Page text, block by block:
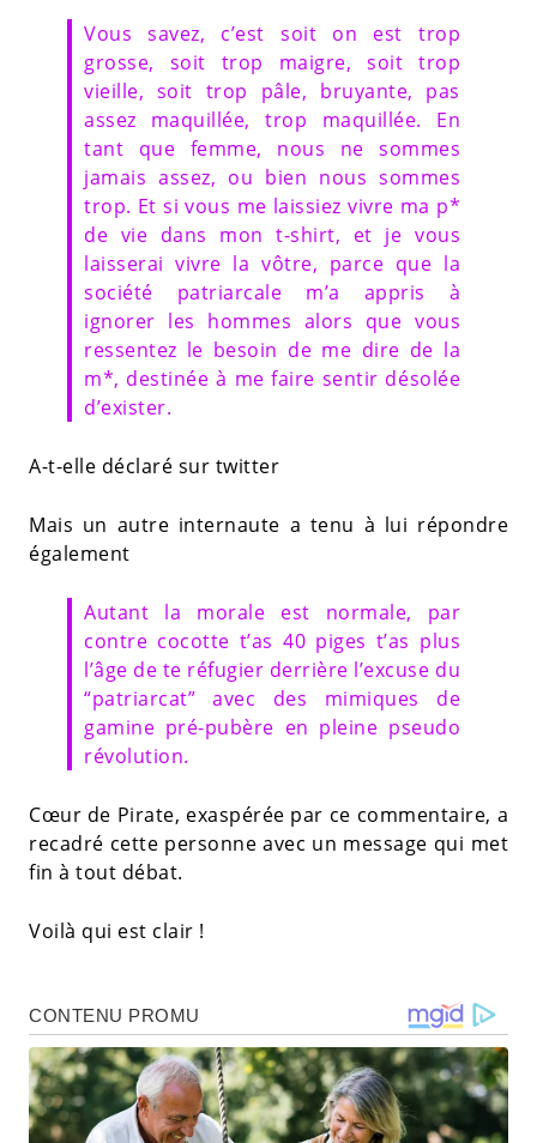
Vous savez, c’est soit on est trop
grosse, soit trop maigre, soit trop
vieille, soit trop pâle, bruyante, pas
assez maquillée, trop maquillée. En
tant que femme, nous ne sommes
jamais assez, ou bien nous sommes
trop. Et si vous me laissiez vivre ma p*
de vie dans mon t-shirt, et je vous
laisserai vivre la vôtre, parce que la
société patriarcale m’a appris à
ignorer les hommes alors que vous
ressentez le besoin de me dire de la
m*, destinée à me faire sentir désolée
d’exister.
A-t-elle déclaré sur twitter
Mais un autre internaute a tenu à lui répondre
également
Autant la morale est normale, par
contre cocotte t’as 40 piges t’as plus
l’âge de te réfugier derrière l’excuse du
“patriarcat” avec des mimiques de
gamine pré-pubère en pleine pseudo
révolution.
Cœur de Pirate, exaspérée par ce commentaire, a
recadré cette personne avec un message qui met
fin à tout débat.
Voilà qui est clair !